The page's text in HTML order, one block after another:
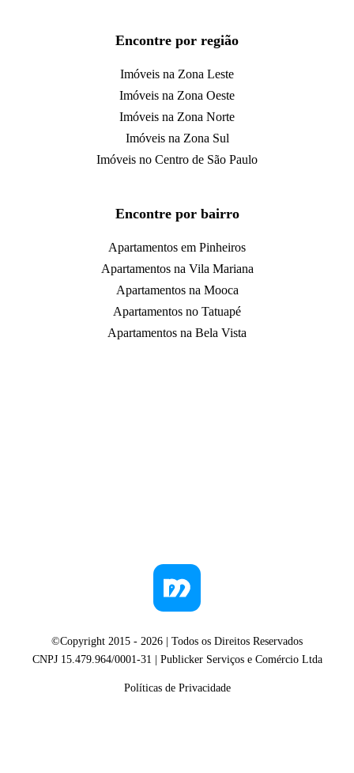
Encontre por região
Imóveis na Zona Leste
Imóveis na Zona Oeste
Imóveis na Zona Norte
Imóveis na Zona Sul
Imóveis no Centro de São Paulo
Encontre por bairro
Apartamentos em Pinheiros
Apartamentos na Vila Mariana
Apartamentos na Mooca
Apartamentos no Tatuapé
Apartamentos na Bela Vista
©Copyright 2015 - 2026 | Todos os Direitos Reservados
CNPJ 15.479.964/0001-31 | Publicker Serviços e Comércio Ltda
Políticas de Privacidade